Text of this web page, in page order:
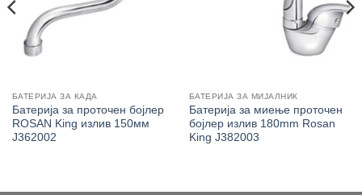
БАТЕРИЈА ЗА КАДА
Батерија за проточен бојлер
ROSAN King излив 150мм
J362002
БАТЕРИЈА ЗА МИЈАЛНИК
Батерија за миење проточен
бојлер излив 180mm Rosan
King J382003